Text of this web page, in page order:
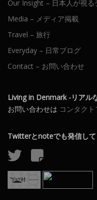
Our Insight – 日本人が視る
Media – メディア掲載
Travel – 旅行
Everyday – 日常ブログ
Contact – お問い合わせ
Living in Denmark -リアル
お問い合わせは コンタク
Twitterとnoteでも発信して